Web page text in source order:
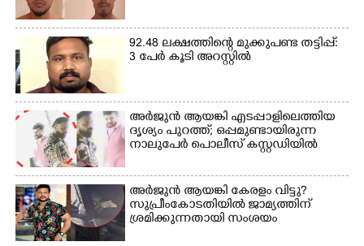
92.48 ലക്ഷത്തിന്റെ മുക്കുപണ്ട തട്ടിപ്പ്:
3 പേർ കൂടി അറസ്റ്റിൽ
അർജുൻ ആയങ്കി എടപ്പാളിലെത്തിയ
ദൃശ്യം പുറത്ത്; ഒപ്പമുണ്ടായിരുന്ന
നാലുപേർ പൊലീസ് കസ്റ്റഡിയിൽ
അർജുൻ ആയങ്കി കേരളം വിട്ടു?
സുപ്രീംകോടതിയിൽ ജാമ്യത്തിന്
ശ്രമിക്കുന്നതായി സംശയം